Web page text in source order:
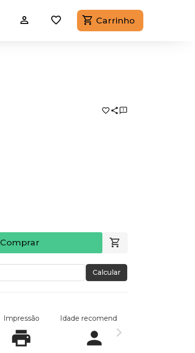
Carrinho
Comprar
Calcular
Impressão Idade recomendada